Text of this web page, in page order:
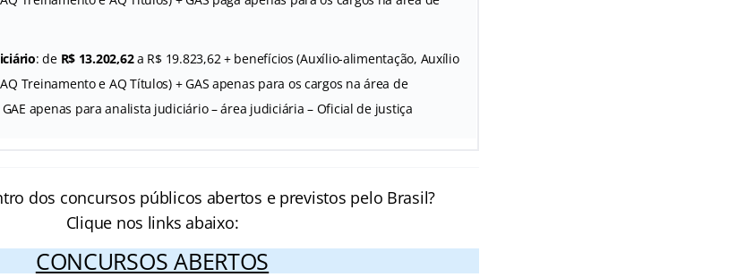
: de R$ 13.202,62a R$ 19.823,62 + benefícios (Auxílio-alimentação, Auxílio
Treinamento e AQ Títulos) + GAS apenas para os cargos na área de
apenas para analista judiciário – área judiciária – Oficial de justiça
dos concursos públicos abertos e previstos pelo Brasil?
Clique nos links abaixo:
CONCURSOS ABERTOS